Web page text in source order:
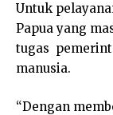
Untuk
Papua yang
tugas
manusia.
“Dengan